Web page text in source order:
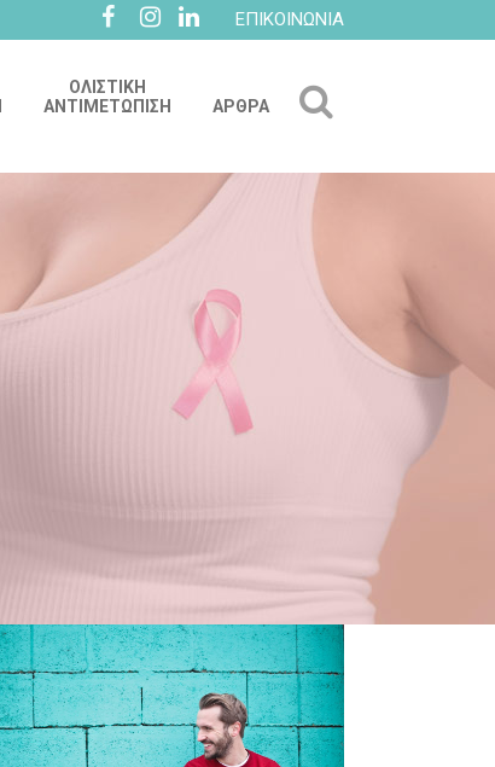
ΕΠΙΚΟΙΝΩΝΙΑ
ΟΛΙΣΤΙΚΗ
ΑΝΤΙΜΕΤΩΠΙΣΗ
ΑΡΘΡΑ